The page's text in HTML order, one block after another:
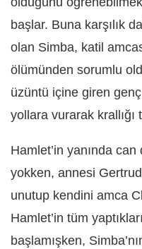
başlar. Buna karşılık
olan Simba, katil
ölümünden sorumlu
üzüntü içine giren
yollara vurarak
Hamlet’in yanında
yokken, annesi
unutup kendini amca
Hamlet’in tüm
başlamışken,